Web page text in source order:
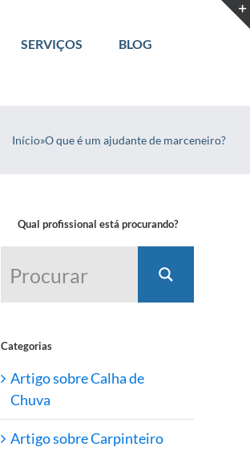
SERVIÇOS BLOG
Início»O que é um ajudante de marceneiro?
Qual profissional está procurando?
Categorias
Artigo sobre Calha de
Chuva
Artigo sobre Carpinteiro